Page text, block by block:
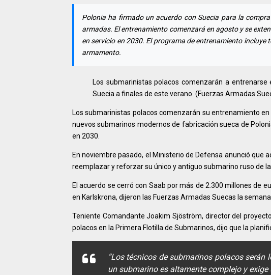
Polonia ha firmado un acuerdo con Suecia para la
armadas. El entrenamiento comenzará en agosto y se
en servicio en 2030. El programa de entrenamiento
armamento.
Los submarinistas polacos comenzarán a
Suecia a finales de este verano. (Fuerzas Armadas
Los submarinistas polacos comenzarán su entrenamiento
nuevos submarinos modernos de fabricación sueca de
en 2030.
En noviembre pasado, el Ministerio de Defensa anunció que
reemplazar y reforzar su único y antiguo submarino ruso de la
El acuerdo se cerró con Saab por más de 2.300 millones de
en Karlskrona, dijeron las Fuerzas Armadas Suecas la
Teniente Comandante Joakim Sjöström, director del
polacos en la Primera Flotilla de Submarinos, dijo que la
“Los técnicos de submarinos polacos
un submarino es altamente complejo y